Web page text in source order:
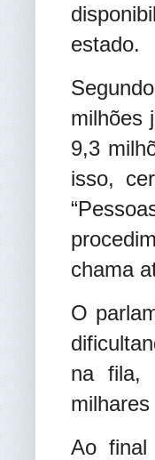
estado.
milhões
9,3
isso,
chama
O
na fila,
Ao final